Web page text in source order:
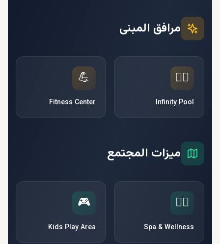
مرافق المبنى
🏊‍♂️
Infinity Pool
💪
Fitness Center
ميزات المجتمع
🧘‍♀️
Spa & Wellness
🎮
Kids Play Area